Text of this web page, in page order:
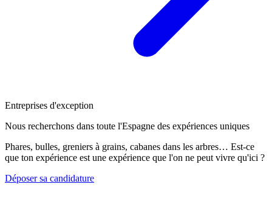
Entreprises d'exception
Nous recherchons dans toute l'Espagne des expériences uniques
Phares, bulles, greniers à grains, cabanes dans les arbres… Est-ce
que ton expérience est une expérience que l'on ne peut vivre qu'ici ?
Déposer sa candidature